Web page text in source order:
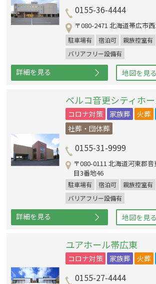
0155-36-4444
〒080-2471 北海道帯広市
駐車場有 宿泊可 親族控室有
バリアフリー設備有
詳細を見る 地図を見る
ベルコ音更シティホ
コロナ対策 家族葬 火葬
社葬・団体葬
0155-31-9999
〒080-0111 北海道河東郡
目3番地46
駐車場有 宿泊可 親族控室有
バリアフリー設備有
詳細を見る 地図を見る
ユアホール帯広東
コロナ対策 家族葬 火葬
0155-27-4444